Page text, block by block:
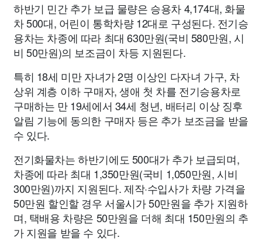
하반기 민간 추가 보급 물량은 승용차 4,174대, 화물
차 500대, 어린이 통학차량 12대로 구성된다. 전기승
용차는 차종에 따라 최대 630만원(국비 580만원, 시
비 50만원)의 보조금이 차등 지원된다.
특히 18세 미만 자녀가 2명 이상인 다자녀 가구, 차
상위 계층 이하 구매자, 생애 첫 차를 전기승용차로
구매하는 만 19세에서 34세 청년, 배터리 이상 징후
알림 기능에 동의한 구매자 등은 추가 보조금을 받을
수 있다.
전기화물차는 하반기에도 500대가 추가 보급되며,
차종에 따라 최대 1,350만원(국비 1,050만원, 시비
300만원)까지 지원된다. 제작·수입사가 차량 가격을
50만원 할인할 경우 서울시가 50만원을 추가 지원하
며, 택배용 차량은 50만원을 더해 최대 150만원의 추
가 지원을 받을 수 있다.